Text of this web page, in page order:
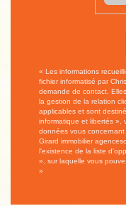
« Les informations
fichier informatisé par
demande de contact.
la gestion de la relation
applicables et sont
informatique et libertés »,
données vous
Girard immobilier
l'existence de la liste
», sur laquelle vous
»